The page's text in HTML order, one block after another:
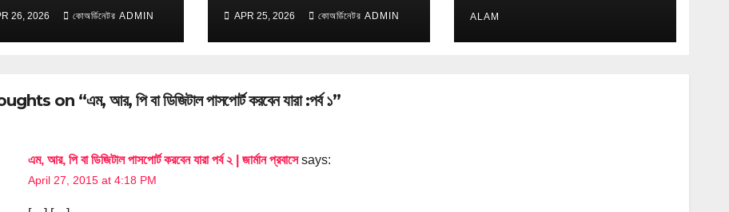
26, 2026 কোঅর্ডিনেটর ADMIN APR 25, 2026 কোঅর্ডিনেটর ADMIN ALAM
on “এম, আর, পি বা ডিজিটাল পাসপোর্ট করবেন যারা :পর্ব ১”
এম, আর, পি বা ডিজিটাল পাসপোর্ট করবেন যারা পর্ব ২ | জার্মান প্রবাসে says:
April 27, 2015 at 4:18 PM